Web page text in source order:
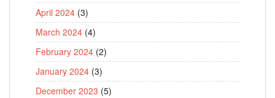
April 2024 (3)
March 2024 (4)
February 2024 (2)
January 2024 (3)
December 2023 (5)